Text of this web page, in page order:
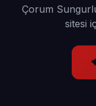
Çorum
sitesi